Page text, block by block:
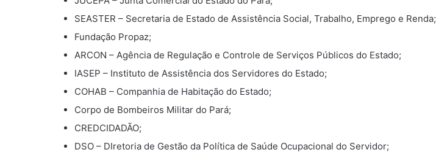
SEASTER – Secretaria de Estado de Assistência Social, Trabalho, Emprego e Renda;
Fundação Propaz;
ARCON – Agência de Regulação e Controle de Serviços Públicos do Estado;
IASEP – Instituto de Assistência dos Servidores do Estado;
COHAB – Companhia de Habitação do Estado;
Corpo de Bombeiros Militar do Pará;
CREDCIDADÃO;
DSO – DIretoria de Gestão da Política de Saúde Ocupacional do Servidor;